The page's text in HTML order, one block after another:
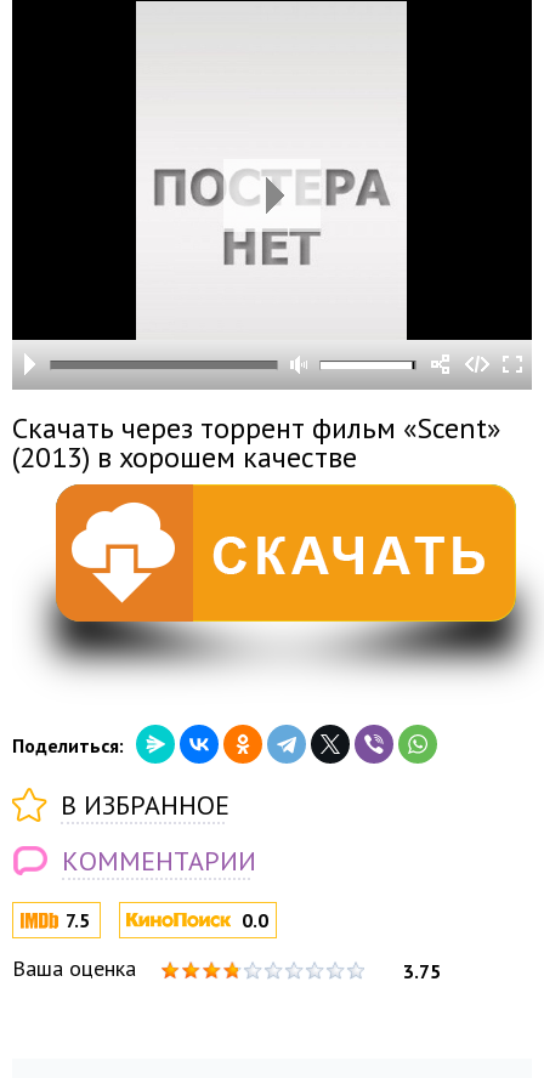
7.5 0.0
Ваша оценка 3.75
Скачать через торрент фильм «Scent»
(2013) в хорошем качестве
Поделиться:
В ИЗБРАННОЕ
КОММЕНТАРИИ